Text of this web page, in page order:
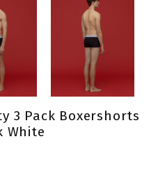
3 Pack Boxershorts
White